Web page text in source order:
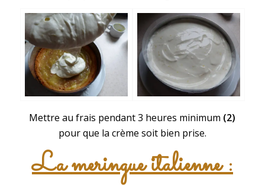
Mettre au frais pendant 3 heures minimum (2)
pour que la crème soit bien prise.
Lameringue italienne: